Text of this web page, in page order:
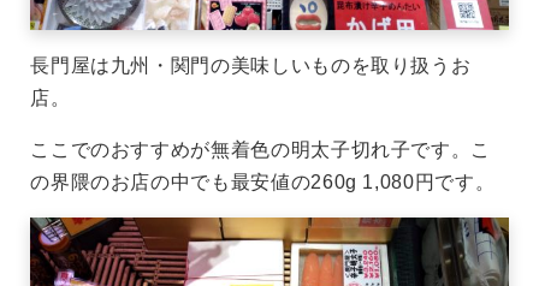
長門屋は九州・関門の美味しいものを取り扱うお
店。
ここでのおすすめが無着色の明太子切れ子です。こ
の界隈のお店の中でも最安値の260g 1,080円です。